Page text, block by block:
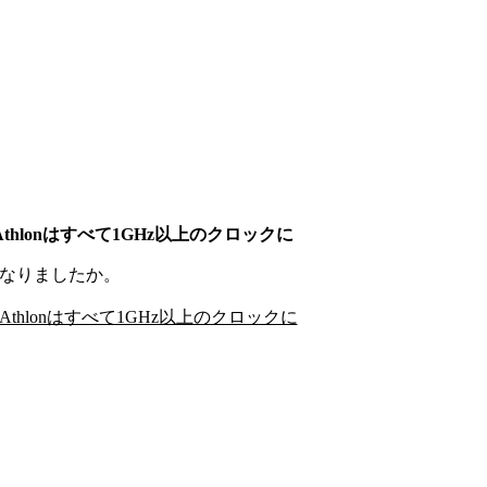
はすべて1GHz以上のクロックに
りましたか。
はすべて1GHz以上のクロックに